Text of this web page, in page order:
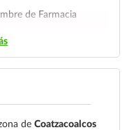
de Farmacia
deberá enviar su
correo
deCoatzacoalcos